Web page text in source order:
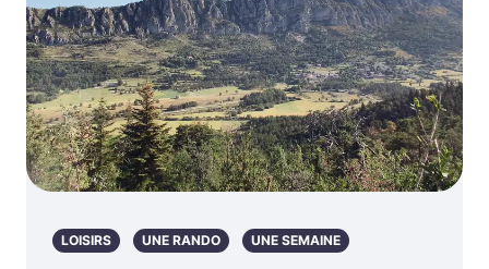
LOISIRS UNE RANDO UNE SEMAINE